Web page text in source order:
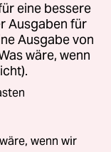
eine bessere
Ausgaben für
Ausgabe von
wäre, wenn
wenn wir